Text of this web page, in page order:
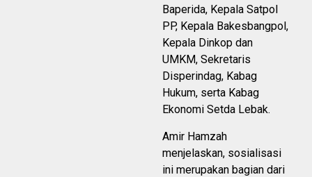
Baperida, Kepala Satpol
PP, Kepala Bakesbangpol,
Kepala Dinkop dan
UMKM, Sekretaris
Disperindag, Kabag
Hukum, serta Kabag
Ekonomi Setda Lebak.
Amir Hamzah
menjelaskan, sosialisasi
ini merupakan bagian dari